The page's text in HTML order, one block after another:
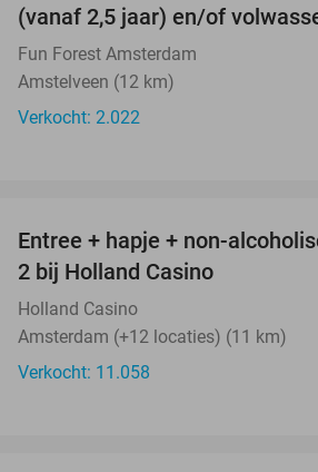
(vanaf 2,5 jaar) en/of
Fun Forest Amsterdam
Amstelveen (12 km)
Verkocht: 2.022
Entree + hapje + non-
2 bij Holland Casino
Holland Casino
Amsterdam (+12 locaties) (11 km)
Verkocht: 11.058